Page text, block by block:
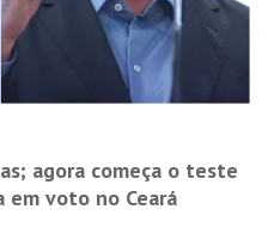
agora começa o teste
voto no Ceará